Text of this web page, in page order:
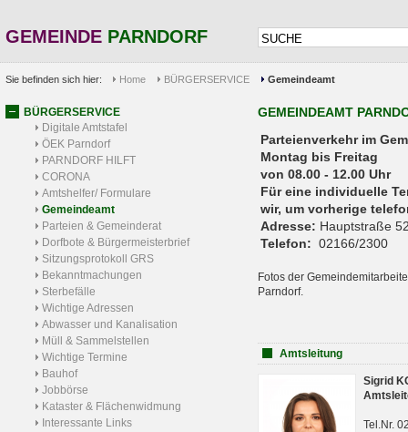
GEMEINDE PARNDORF
Sie befinden sich hier: Home BÜRGERSERVICE Gemeindeamt
BÜRGERSERVICE
Digitale Amtstafel
ÖEK Parndorf
PARNDORF HILFT
CORONA
Amtshelfer/ Formulare
Gemeindeamt
Parteien & Gemeinderat
Dorfbote & Bürgermeisterbrief
Sitzungsprotokoll GRS
Bekanntmachungen
Sterbefälle
Wichtige Adressen
Abwasser und Kanalisation
Müll & Sammelstellen
Wichtige Termine
Bauhof
Jobbörse
Kataster & Flächenwidmung
Interessante Links
GEMEINDEAMT
Parteienverkehr
Montag bis Freitag
von 08.00 - 12.00 Uhr
Für eine individuelle
wir, um vorherige
Adresse: Hauptstraße
Telefon: 02166/2300
Fotos der
Parndorf.
Amtsleitung
Sigrid
Tel.Nr.